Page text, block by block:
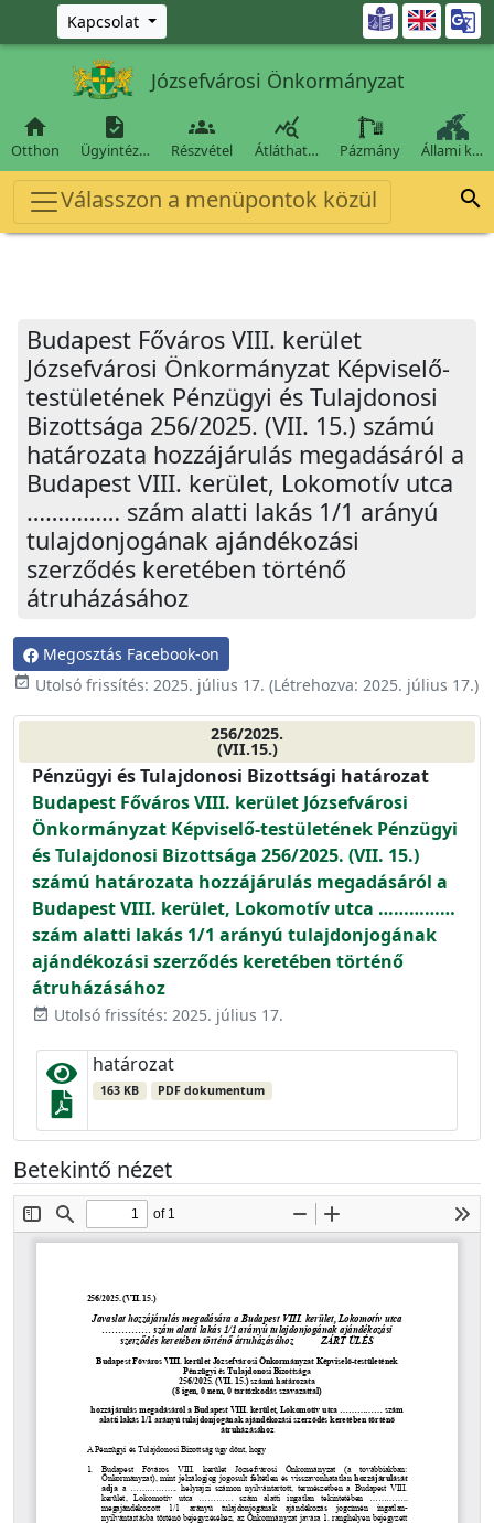
Ugrás a fő tartalomra
Kapcsolat 
Józsefvárosi Önkormányzat

Otthon

Ügyintéz…

Részvétel

Átláthat… Pázmány Állami k…
Válasszon a menüpontok közül 
Budapest Főváros VIII. kerület
Józsefvárosi Önkormányzat Képviselő-
testületének Pénzügyi és Tulajdonosi
Bizottsága 256/2025. (VII. 15.) számú
határozata hozzájárulás megadásáról a
Budapest VIII. kerület, Lokomotív utca
…………… szám alatti lakás 1/1 arányú
tulajdonjogának ajándékozási
szerződés keretében történő
átruházásához
Megosztás Facebook-on
event_available Utolsó frissítés: 2025. július 17. (Létrehozva: 2025. július 17.)
256/2025.
(VII.15.)
Pénzügyi és Tulajdonosi Bizottsági határozat
Budapest Főváros VIII. kerület Józsefvárosi
Önkormányzat Képviselő-testületének Pénzügyi
és Tulajdonosi Bizottsága 256/2025. (VII. 15.)
számú határozata hozzájárulás megadásáról a
Budapest VIII. kerület, Lokomotív utca ……………
szám alatti lakás 1/1 arányú tulajdonjogának
ajándékozási szerződés keretében történő
átruházásához
event_available Utolsó frissítés: 2025. július 17.
határozat
163 KB PDF dokumentum
Betekintő nézet